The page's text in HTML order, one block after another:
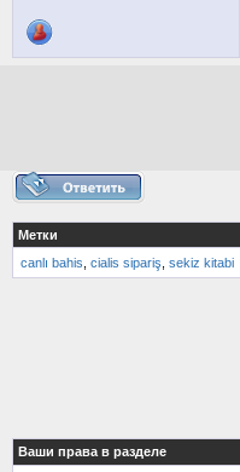
Метки
canlı bahis cialis sipariş sekiz kitabi
Ваши права в разделе